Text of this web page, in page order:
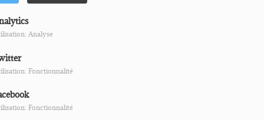
Analyse
Fonctionnalité
Fonctionnalité
commenter cet article